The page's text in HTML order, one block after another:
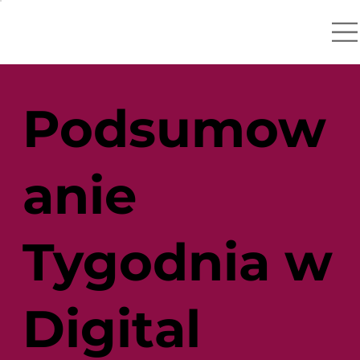
Podsumow
anie
Tygodnia w
Digital